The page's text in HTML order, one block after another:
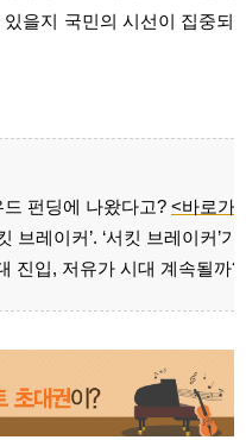
을지 국민의 시선이 집중되
펀딩에 나왔다고? <바로가
브레이커’. ‘서킷 브레이커’가
진입, 저유가 시대 계속될까?